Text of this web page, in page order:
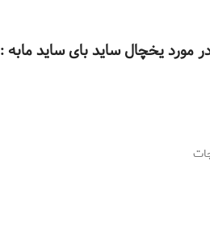
مورد یخچال ساید بای ساید مابه :